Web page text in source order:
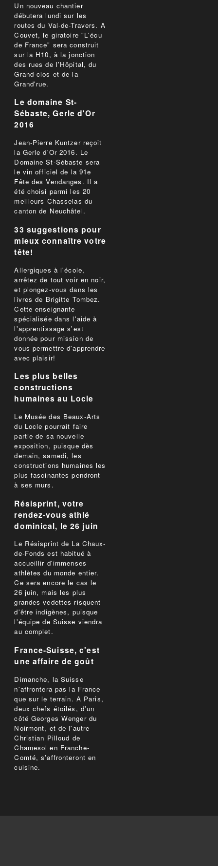
Un nouveau chantier
débutera lundi sur les
routes du Val-de-Travers. A
Couvet, le giratoire "L'écu
de France" sera construit
sur la H10, à la jonction
des rues de l'Hôpital, du
Grand-clos et de la
Grand'rue.
Le domaine St-
Sébaste, Gerle d'Or
2016
Jean-Pierre Kuntzer reçoit
la Gerle d'Or 2016. Le
Domaine St-Sébaste sera
le vin officiel de la 91e
Fête des Vendanges. Il a
été choisi parmi les 20
meilleurs Chasselas du
canton de Neuchâtel.
33 suggestions pour
mieux connaître votre
tête!
Allergiques à l'école,
arrêtez de tout voir en noir,
et plongez-vous dans les
livres de Brigitte Tombez.
Cette enseignante
spécialisée dans l'aide à
l'apprentissage s'est
donnée pour mission de
vous permettre d'apprendre
avec plaisir!
Les plus belles
constructions
humaines au Locle
Le Musée des Beaux-Arts
du Locle pourrait faire
partie de sa nouvelle
exposition, puisque dès
demain, samedi, les
constructions humaines les
plus fascinantes pendront
à ses murs.
Résisprint, votre
rendez-vous athlé
dominical, le 26 juin
Le Résisprint de La Chaux-
de-Fonds est habitué à
accueillir d'immenses
athlètes du monde entier.
Ce sera encore le cas le
26 juin, mais les plus
grandes vedettes risquent
d'être indigènes, puisque
l'équipe de Suisse viendra
au complet.
France-Suisse, c'est
une affaire de goût
Dimanche, la Suisse
n'affrontera pas la France
que sur le terrain. A Paris,
deux chefs étoilés, d'un
côté Georges Wenger du
Noirmont, et de l'autre
Christian Pilloud de
Chamesol en Franche-
Comté, s'affronteront en
cuisine.